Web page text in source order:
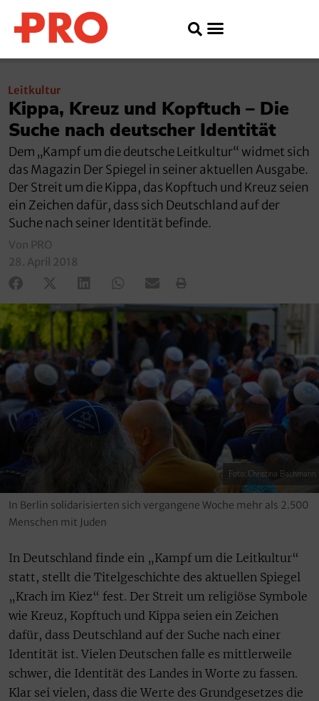
Leitkultur
Kippa, Kreuz und Kopftuch – Die
Suche nach deutscher Identität
Dem „Kampf um die deutsche Leitkultur“ widmet sich
das Magazin Der Spiegel in seiner aktuellen Ausgabe.
Der Streit um die Kippa, das Kopftuch und Kreuz seien
ein Zeichen dafür, dass sich Deutschland auf der
Suche nach seiner Identität befinde.
Von PRO
28. April 2018
Foto: Christina Bachmann
In Berlin solidarisierten sich vergangene Woche mehr als 2.500
Menschen mit Juden
In Deutschland finde ein „Kampf um die Leitkultur“
statt, stellt die Titelgeschichte des aktuellen Spiegel
„Krach im Kiez“ fest. Der Streit um religiöse Symbole
wie Kreuz, Kopftuch und Kippa seien ein Zeichen
dafür, dass Deutschland auf der Suche nach einer
Identität ist. Vielen Deutschen falle es mittlerweile
schwer, die Identität des Landes in Worte zu fassen.
Klar sei vielen, dass die Werte des Grundgesetzes die